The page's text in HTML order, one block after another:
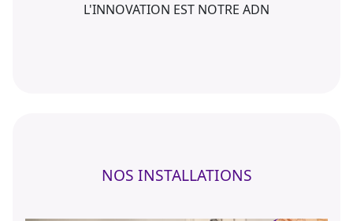
L'INNOVATION EST NOTRE ADN
NOS INSTALLATIONS